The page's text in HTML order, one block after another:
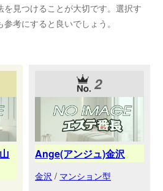
を見つけることが大切です。選択す
考にすると良いでしょう。
2
Ange(アンジュ)金沢
金沢 / マンション型